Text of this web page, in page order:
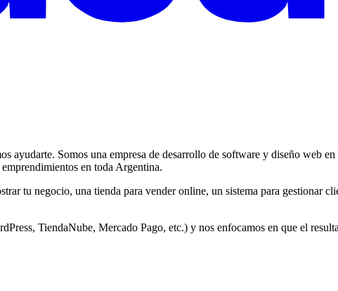
ayudarte. Somos una empresa de desarrollo de software y diseño web
en toda Argentina.
tu negocio, una tienda para vender online, un sistema para gestionar
TiendaNube, Mercado Pago, etc.) y nos enfocamos en que el